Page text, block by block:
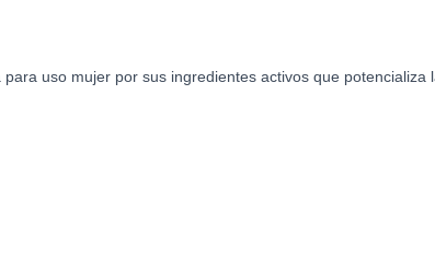
uso mujer por sus ingredientes activos que potencializa